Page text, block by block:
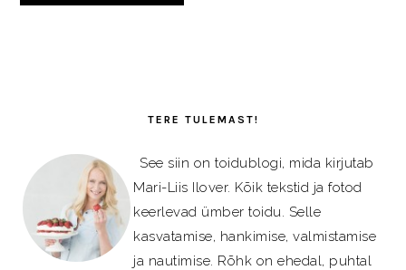
TERE TULEMAST!
See siin on toidublogi, mida kirjutab
Mari-Liis Ilover. Kõik tekstid ja fotod
keerlevad ümber toidu. Selle
kasvatamise, hankimise, valmistamise
ja nautimise. Rõhk on ehedal, puhtal